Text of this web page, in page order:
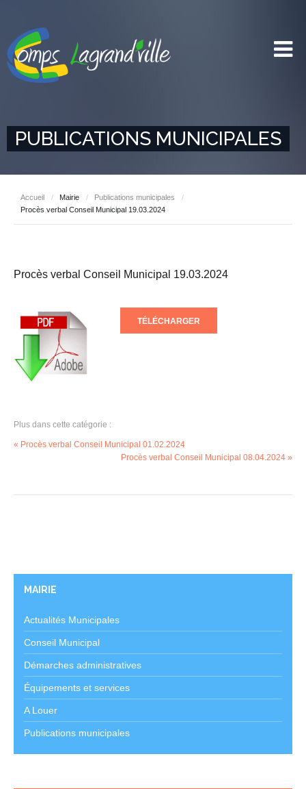
PUBLICATIONS MUNICIPALES
Accueil / Mairie / Publications municipales
/
Procès verbal Conseil Municipal 19.03.2024
Procès verbal Conseil Municipal 19.03.2024
TÉLÉCHARGER
Plus dans cette catégorie :
« Procès verbal Conseil Municipal 01.02.2024
Procès verbal Conseil Municipal 08.04.2024 »
MAIRIE
Actualités Municipales
Conseil Municipal
Démarches administratives
Équipements et services
A Louer
Publications municipales